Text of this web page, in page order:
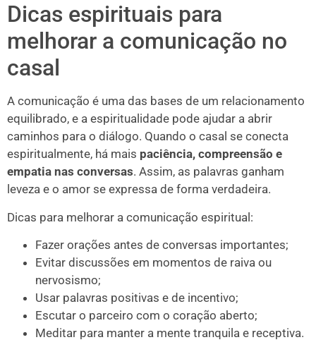
Dicas espirituais para
melhorar a comunicação no
casal
A comunicação é uma das bases de um relacionamento
equilibrado, e a espiritualidade pode ajudar a abrir
caminhos para o diálogo. Quando o casal se conecta
espiritualmente, há mais paciência, compreensão e
empatia nas conversas. Assim, as palavras ganham
leveza e o amor se expressa de forma verdadeira.
Dicas para melhorar a comunicação espiritual:
Fazer orações antes de conversas importantes;
Evitar discussões em momentos de raiva ou
nervosismo;
Usar palavras positivas e de incentivo;
Escutar o parceiro com o coração aberto;
Meditar para manter a mente tranquila e receptiva.